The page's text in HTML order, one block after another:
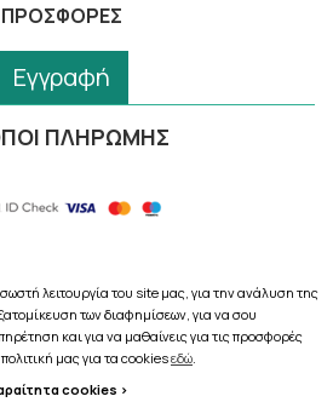
ΠΡΟΣΦΟΡΈΣ
Εγγραφή
ΠΛΗΡΩΜΗΣ
2026pharmacythess.gr
λειτουργία του site μας, για την ανάλυση της
των διαφημίσεων, για να σου
και για να μαθαίνεις για τις προσφορές
μας για τα cookiesεδώ.
cookies >